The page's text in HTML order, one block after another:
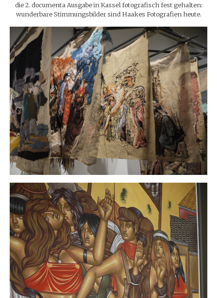
die 2. documenta Ausgabe in Kassel fotografisch fest gehalten:
wunderbare Stimmungsbilder sind Haakes Fotografien heute.